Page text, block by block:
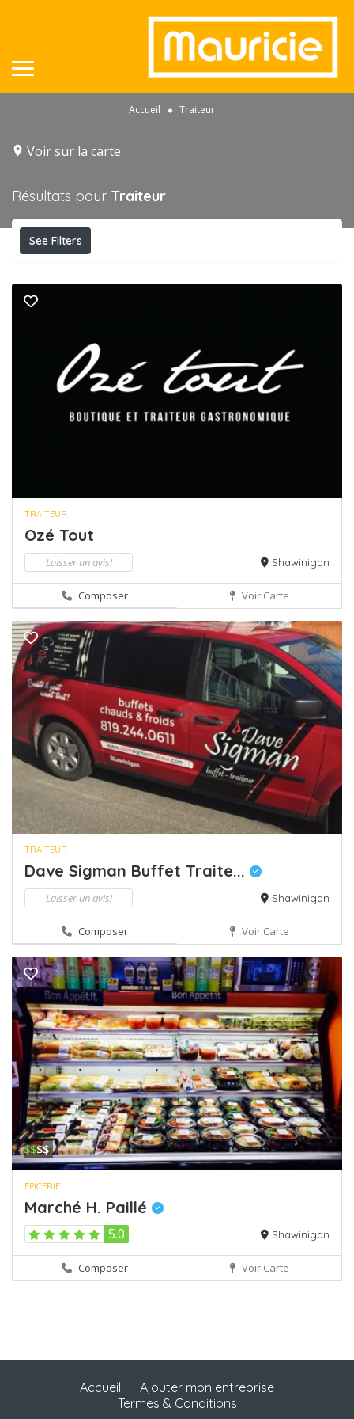
Accueil Traiteur
Voir sur la carte
Résultats pour Traiteur
See Filters
TRAITEUR
Ozé Tout
Laisser un avis! Shawinigan
Composer Voir Carte
TRAITEUR
Dave Sigman Buffet Traite...
Laisser un avis! Shawinigan
Composer Voir Carte
$$$$
ÉPICERIE
Marché H. Paillé
5.0 Shawinigan
Composer Voir Carte
Accueil
Ajouter mon entreprise
Termes & Conditions